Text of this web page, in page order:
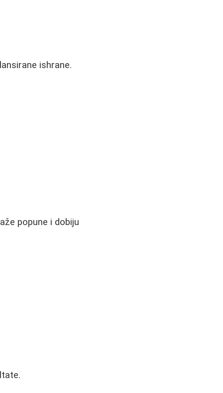
ishrane.
popune i dobiju